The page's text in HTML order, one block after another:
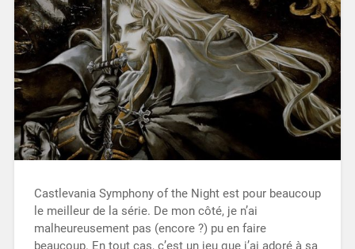
Castlevania Symphony of the Night est pour beaucoup
le meilleur de la série. De mon côté, je n’ai
malheureusement pas (encore ?) pu en faire
beaucoup. En tout cas, c’est un jeu que j’ai adoré à sa